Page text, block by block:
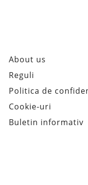
About us
Reguli
Politica de
Cookie-uri
Buletin informativ